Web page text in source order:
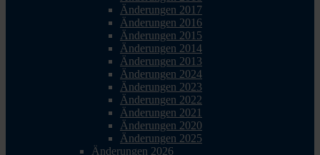
Änderungen 2017
Änderungen 2016
Änderungen 2015
Änderungen 2014
Änderungen 2013
Änderungen 2024
Änderungen 2023
Änderungen 2022
Änderungen 2021
Änderungen 2020
Änderungen 2025
Änderungen 2026